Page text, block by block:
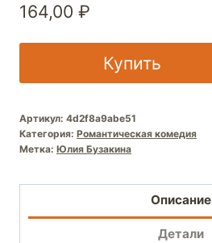
164,00 ₽
Купить
Артикул: 4d2f8a9abe51
Категория: Романтическая комедия
Метка: Юлия Бузакина
Описание
Детали